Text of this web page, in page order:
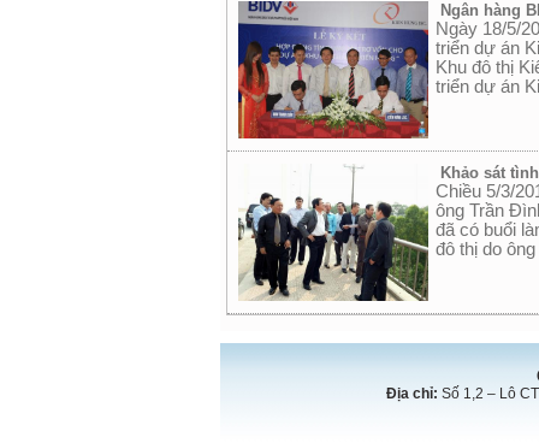
Ngân hàng
Ngày 18/5/
triển dự án
Khu đô thị
triển dự án
Khảo sát
Chiều 5/3/
ông Trần
đã có buổi
đô thị do
Địa chỉ: Số 1,2 – Lô